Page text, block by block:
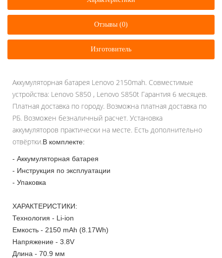
Отзывы (0)
Изготовитель
Аккумуляторная батарея Lenovo 2150mah. Совместимые
устройства: Lenovo S850 , Lenovo S850t Гарантия 6 месяцев.
Платная доставка по городу. Возможна платная доставка по
РБ. Возможен безналичный расчет. Установка
аккумуляторов практически на месте. Есть дополнительно
отвёртки.В комплекте:
- Аккумуляторная батарея
- Инструкция по эксплуатации
- Упаковка
ХАРАКТЕРИСТИКИ:
Технология - Li-ion
Емкость - 2150 mAh (8.17Wh)
Напряжение - 3.8V
Длина - 70.9 мм